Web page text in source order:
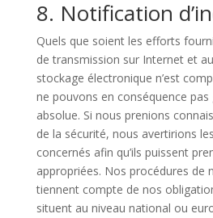
8. Notification
Quels que soient les efforts
de transmission sur Internet et
stockage électronique n’est
ne pouvons en conséquence
absolue. Si nous prenions
de la sécurité, nous avertirions
concernés afin qu’ils puissent
appropriées. Nos procédures de
tiennent compte de nos
situent au niveau national ou